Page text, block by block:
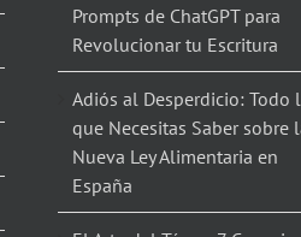
Prompts de ChatGPT para
Revolucionar tu Escritura
Adiós al Desperdicio: Todo
que Necesitas Saber sobre
Nueva Ley Alimentaria en
España